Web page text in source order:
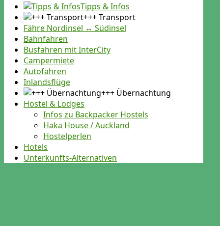
Tipps & Infos
+++ Transport
Fähre Nordinsel ↔ Südinsel
Bahnfahren
Busfahren mit InterCity
Campermiete
Autofahren
Inlandsflüge
+++ Übernachtung
Hostel & Lodges
Infos zu Backpacker Hostels
Haka House / Auckland
Hostelperlen
Hotels
Unterkunfts-Alternativen